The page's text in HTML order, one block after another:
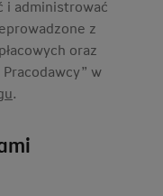
i administrować
z
oraz
w
.